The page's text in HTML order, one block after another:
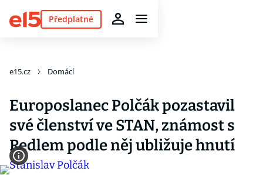
Předplatné
e15.cz Domácí
Europoslanec Polčák pozastavil
své členství ve STAN, známost s
Redlem podle něj ubližuje hnutí